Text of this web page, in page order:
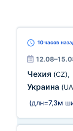
10 часов
Чехия (CZ),
Украина
(длн=7,3м